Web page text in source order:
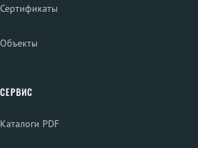
Сертификаты
Объекты
СЕРВИС
Каталоги PDF